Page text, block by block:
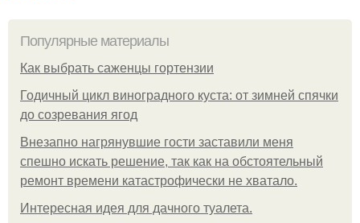
Популярные материалы
Как выбрать саженцы гортензии
Годичный цикл виноградного куста: от зимней спячки
до созревания ягод
Внезапно нагрянувшие гости заставили меня
спешно искать решение, так как на обстоятельный
ремонт времени катастрофически не хватало.
Интересная идея для дачного туалета.